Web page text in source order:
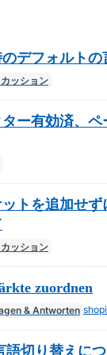
デフォルトの
ッション
ー有効済、
トを追加せ
ッション
zuordnen
& Antworten
語切り替えに